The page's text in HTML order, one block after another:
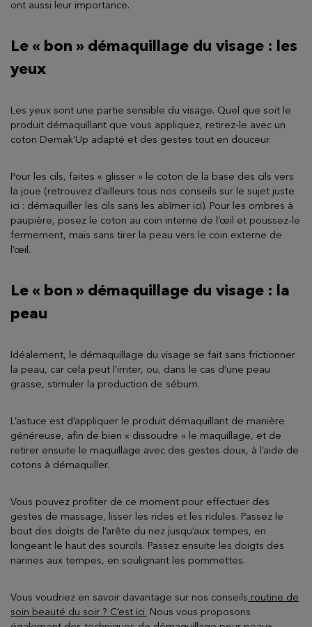
ont aussi leur importance.
Le « bon » démaquillage du visage : les
yeux
Les yeux sont une partie sensible du visage. Quel que soit le
produit démaquillant que vous appliquez, retirez-le avec un
coton Demak’Up adapté et des gestes tout en douceur.
Pour les cils, faites « glisser » le coton de la base des cils vers
la joue (retrouvez d’ailleurs tous nos conseils sur le sujet juste
ici : démaquiller les cils sans les abîmer ici). Pour les ombres à
paupière, posez le coton au coin interne de l’œil et poussez-le
fermement, mais sans tirer la peau vers le coin externe de
l’œil.
Le « bon » démaquillage du visage : la
peau
Idéalement, le démaquillage du visage se fait sans frictionner
la peau, car cela peut l’irriter, ou, dans le cas d’une peau
grasse, stimuler la production de sébum.
L’astuce est d’appliquer le produit démaquillant de manière
généreuse, afin de bien « dissoudre » le maquillage, et de
retirer ensuite le maquillage avec des gestes doux, à l’aide de
cotons à démaquiller.
Vous pouvez profiter de ce moment pour effectuer des
gestes de massage, lisser les rides et les ridules. Passez le
bout des doigts de l’arête du nez jusqu’aux tempes, en
longeant le haut des sourcils. Passez ensuite les doigts des
narines aux tempes, en soulignant les pommettes.
Vous voudriez en savoir davantage sur nos conseils routine de
soin beauté du soir ? C’est ici. Nous vous proposons